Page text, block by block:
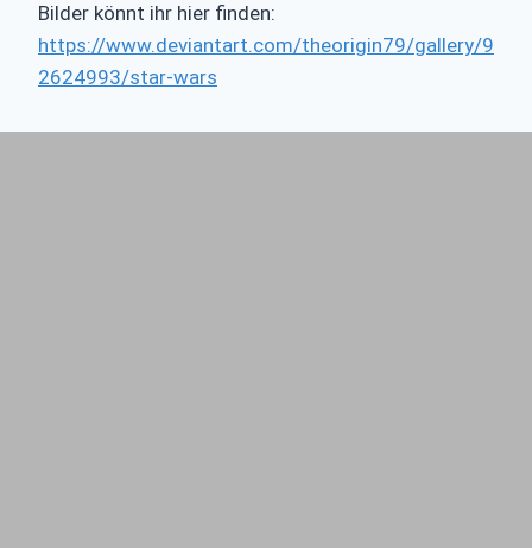
Bilder könnt ihr hier finden:
https://www.deviantart.com/theorigin79/gallery/9
2624993/star-wars